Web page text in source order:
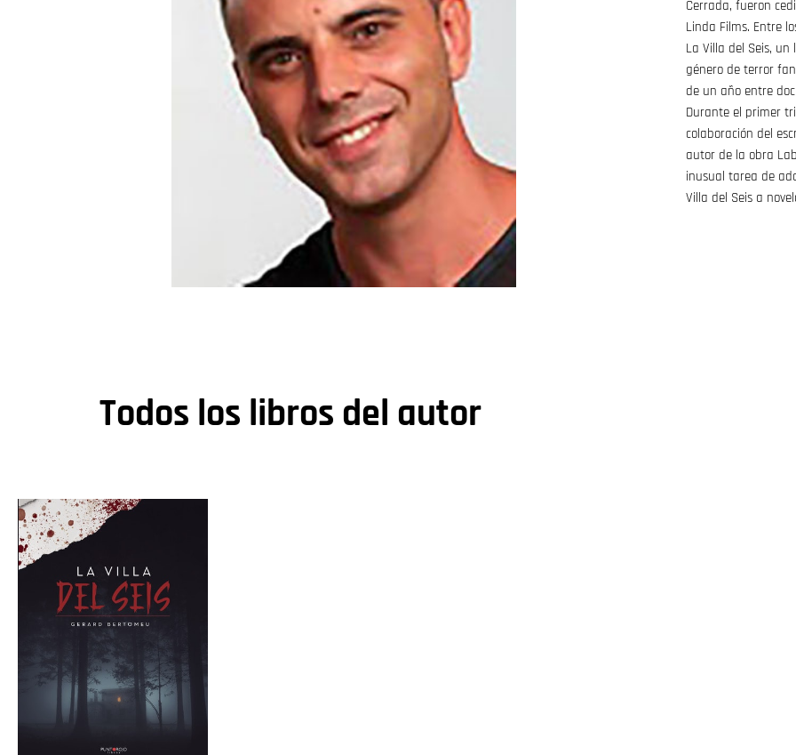
Cerrada, fueron
Linda Films. Entre
La Villa del Seis,
género de terror
de un año entre
Durante el primer
colaboración del
autor de la obra
inusual tarea de
Villa del Seis a
Todos los libros del autor